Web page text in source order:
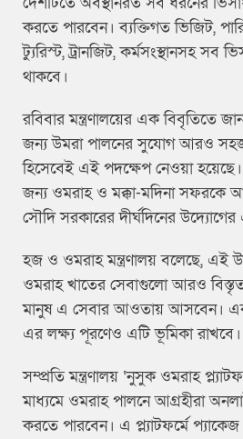
করতে পারবেন। ব্যক্তিগত ভিজিট,
ট্যুরিস্ট, ট্রানজিট, কর্মসংস্থানসহ
থাকবে।
রবিবার মন্ত্রণালয়ের এক বিবৃতিতে
জন্য উমরা পালনের সুযোগ আরও সহজ
হিসেবেই এই পদক্ষেপ নেওয়া
জন্য ওমরাহ ও মক্কা-মদিনা
সৌদি সরকারের দীর্ঘদিনের
হজ ও ওমরাহ মন্ত্রণালয় বলেছে, এই
ওমরাহ খাতের সেবাগুলো আরও
মানুষ এ সেবার আওতায় আসবেন।
এর লক্ষ্য পূরণেও এটি ভূমিকা রাখবে।
সম্প্রতি মন্ত্রণালয় ‘নুসুক ওমরাহ
মাধ্যমে ওমরাহ পালনে আগ্রহীরা
করতে পারবেন। এ প্ল্যাটফর্মে